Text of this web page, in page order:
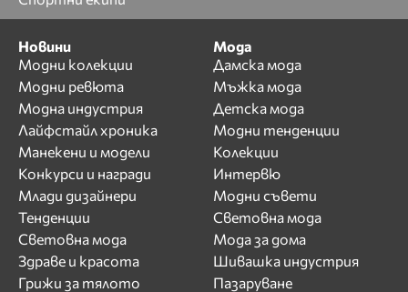
Новини
Модни колекции
Модни ревюта
Модна индустрия
Лайфстайл хроника
Манекени и модели
Конкурси и награди
Млади дизайнери
Тенденции
Световна мода
Здраве и красота
Грижи за тялото
Мода
Дамска мода
Мъжка мода
Детска мода
Модни тенденции
Колекции
Интервю
Модни съвети
Световна мода
Мода за дома
Шивашка индустрия
Пазаруване